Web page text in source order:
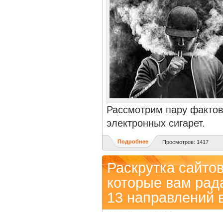
Рассмотрим пару
электронных сигарет.
Подробнее Просмотров: 1417
Раскрутка
которые вам
13 направлений